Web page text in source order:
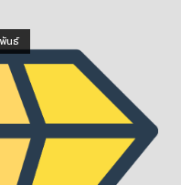
นธ์